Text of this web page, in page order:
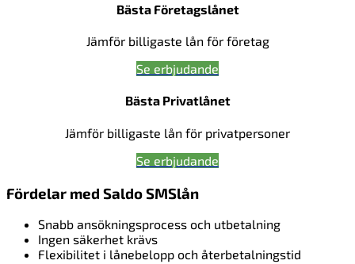
Bästa Företagslånet
Jämför billigaste lån för företag
Se erbjudande
Bästa Privatlånet
Jämför billigaste lån för privatpersoner
Se erbjudande
Fördelar med Saldo SMSlån
Snabb ansökningsprocess och utbetalning
Ingen säkerhet krävs
Flexibilitet i lånebelopp och återbetalningstid